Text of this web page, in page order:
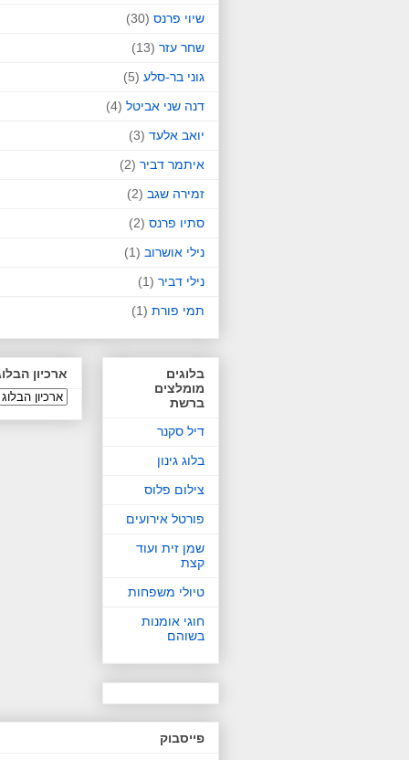
שיוי פרנס (30)
שחר עזר (13)
גוני בר-סלע (5)
דנה שני אביטל (4)
יואב אלעד (3)
איתמר דביר (2)
זמירה שגב (2)
סתיו פרנס (2)
נילי אושרוב (1)
נילי דביר (1)
תמי פורת (1)
בלוגים
מומלצים
ברשת
דיל סקנר
בלוג גינון
צילום פלוס
פורטל אירועים
שמן זית ועוד
קצת
טיולי משפחות
חוגי אומנות
בשוהם
ארכיון
פייסבוק